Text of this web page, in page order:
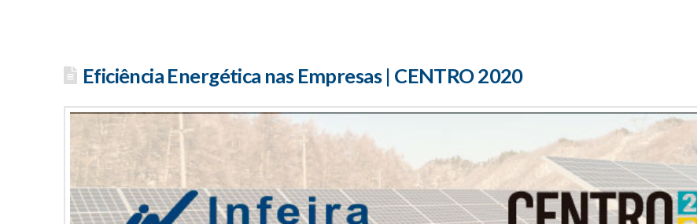
Eficiência Energética nas Empresas | CENTRO 2020